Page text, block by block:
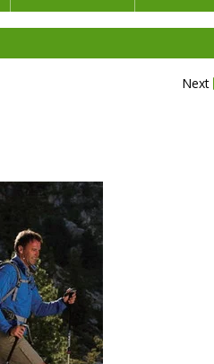
Next